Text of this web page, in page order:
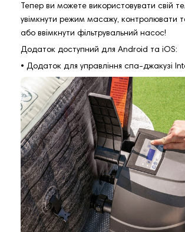
Тепер ви можете використовувати свій
увімкнути режим масажу, контролювати
або ввімкнути фільтрувальний насос!
Додаток доступний для Android та iOS:
• Додаток для управління спа-джакузі